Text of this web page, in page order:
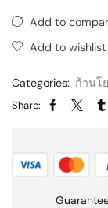
Add to
Add to wishlist
Categories: ก้านโ
Share: